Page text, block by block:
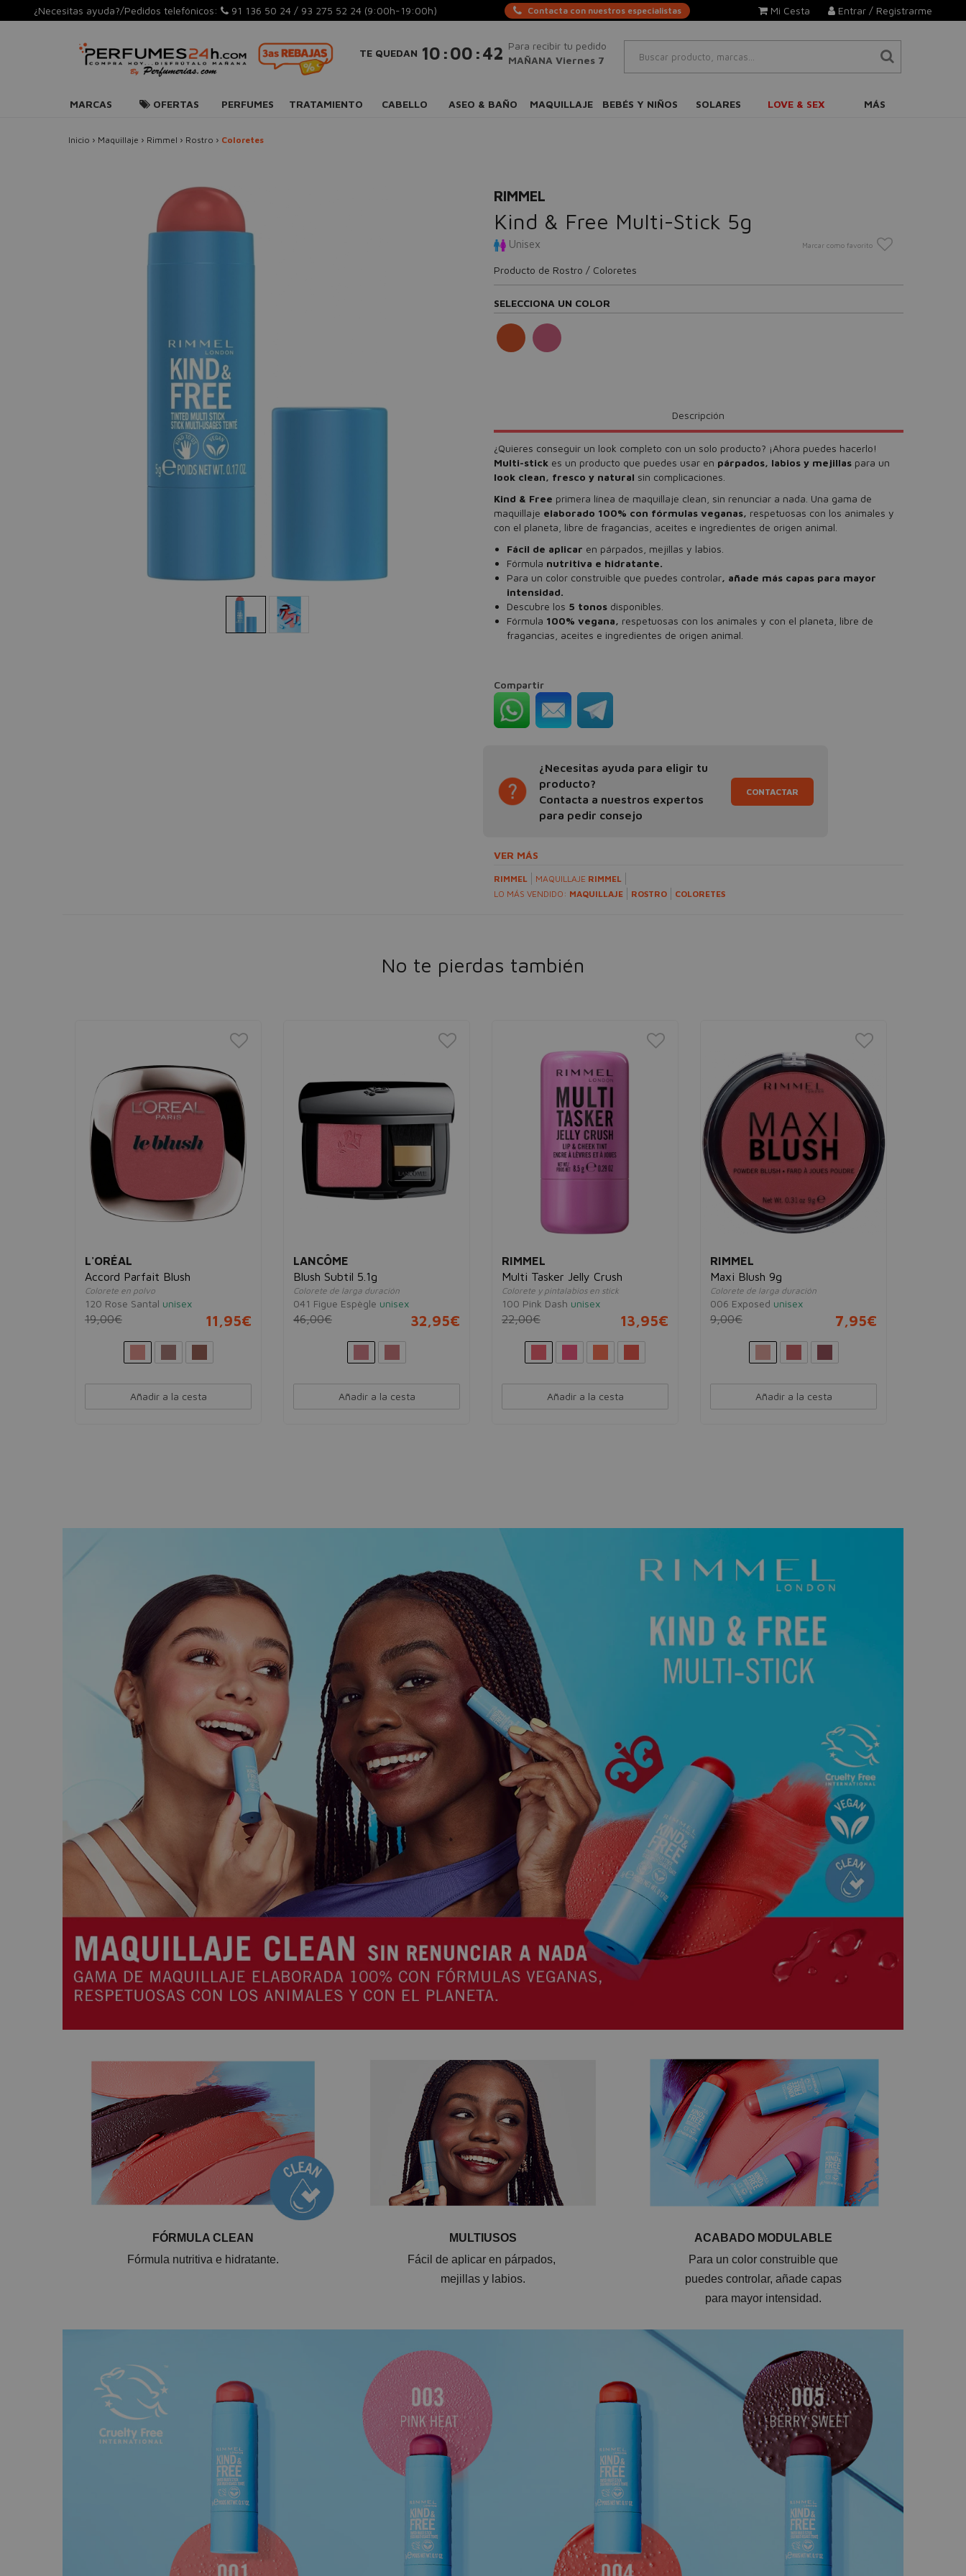
¿Necesitas ayuda?/Pedidos telefónicos: 91 136 50 24 / 93 275 52 24 (9:00h-19:00h) Contacta con nuestros especialistas Entrar / Registrarme
Mi Cesta
TE QUEDAN 10 :00 :41 Para recibir tu pedido
MAÑANA Viernes 7
MARCAS OFERTAS PERFUMES TRATAMIENTO CABELLO ASEO & BAÑO MAQUILLAJE BEBÉS Y NIÑOS SOLARES LOVE & SEX MÁS
Inicio › Maquillaje › Rimmel › Rostro › Coloretes
RIMMEL
Kind & Free Multi-Stick 5g
Unisex Marcar como favorito
Producto de Rostro / Coloretes
SELECCIONA UN COLOR
Descripción
¿Quieres conseguir un look completo con un solo producto? ¡Ahora puedes hacerlo!
Multi-stick es un producto que puedes usar en párpados, labios y mejillas para un
look clean, fresco y natural sin complicaciones.
Kind & Free primera línea de maquillaje clean, sin renunciar a nada. Una gama de
maquillaje elaborado 100% con fórmulas veganas, respetuosas con los animales y
con el planeta, libre de fragancias, aceites e ingredientes de origen animal.
Fácil de aplicar en párpados, mejillas y labios.
Fórmula nutritiva e hidratante.
Para un color construible que puedes controlar, añade más capas para mayor
intensidad.
Descubre los 5 tonos disponibles.
Fórmula 100% vegana, respetuosas con los animales y con el planeta, libre de
fragancias, aceites e ingredientes de origen animal.
Compartir
¿Necesitas ayuda para eligir tu
producto?
Contacta a nuestros expertos
para pedir consejo
CONTACTAR
VER MÁS
RIMMEL MAQUILLAJE RIMMEL
LO MÁS VENDIDO: MAQUILLAJE ROSTRO COLORETES
No te pierdas también
L'ORÉAL
Accord Parfait Blush
Colorete en polvo
120 Rose Santal unisex
19,00€ 11,95€
Añadir a la cesta
LANCÔME
Blush Subtil 5.1g
Colorete de larga duración
041 Figue Espègle unisex
46,00€ 32,95€
Añadir a la cesta
RIMMEL
Multi Tasker Jelly Crush
Colorete y pintalabios en stick
100 Pink Dash unisex
22,00€ 13,95€
Añadir a la cesta
RIMMEL
Maxi Blush 9g
Colorete de larga duración
006 Exposed unisex
9,00€ 7,95€
Añadir a la cesta
FÓRMULA CLEAN
Fórmula nutritiva e hidratante.
MULTIUSOS
Fácil de aplicar en párpados,
mejillas y labios.
ACABADO MODULABLE
Para un color construible que
puedes controlar, añade capas
para mayor intensidad.